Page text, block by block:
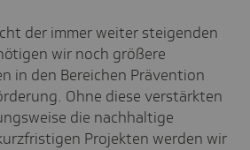
der immer weiter steigenden
wir noch größere
in den Bereichen Prävention
Ohne diese verstärkten
die nachhaltige
Projekten werden wir